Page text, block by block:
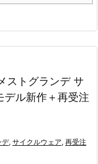
ストグランデ サ
ル新作＋再受注
デ, サイクルウェア, 再受注